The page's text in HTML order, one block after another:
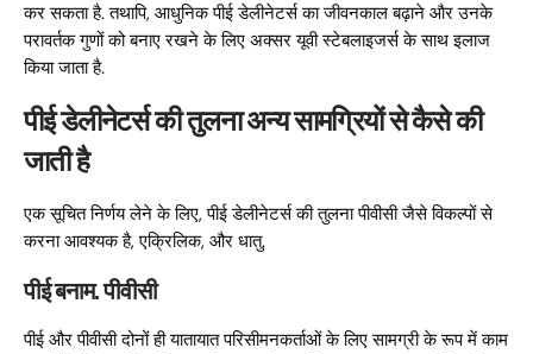
कर सकता है. तथापि, आधुनिक पीई डेलीनेटर्स का जीवनकाल बढ़ाने और उनके
परावर्तक गुणों को बनाए रखने के लिए अक्सर यूवी स्टेबलाइजर्स के साथ इलाज
किया जाता है.
पीई डेलीनेटर्स की तुलना अन्य सामग्रियों से कैसे की
जाती है
एक सूचित निर्णय लेने के लिए, पीई डेलीनेटर्स की तुलना पीवीसी जैसे विकल्पों से
करना आवश्यक है, एक्रिलिक, और धातु.
पीई बनाम. पीवीसी
पीई और पीवीसी दोनों ही यातायात परिसीमनकर्ताओं के लिए सामग्री के रूप में काम